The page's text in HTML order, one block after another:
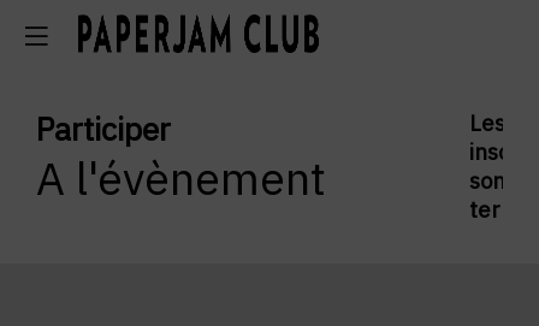
Participer
A l'évènement
Les
sont